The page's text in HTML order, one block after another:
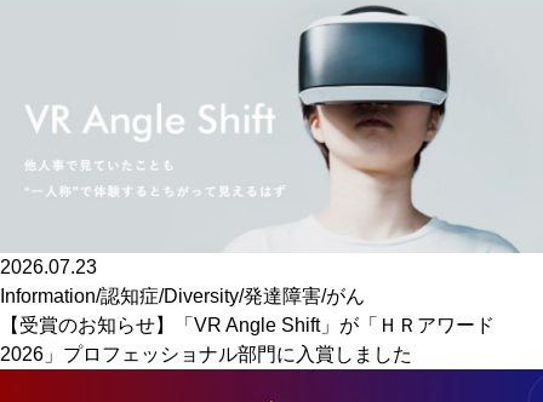
2026.07.23
Information/認知症/Diversity/発達障害/がん
【受賞のお知らせ】「VR Angle Shift」が「ＨＲアワード
2026」プロフェッショナル部門に入賞しました